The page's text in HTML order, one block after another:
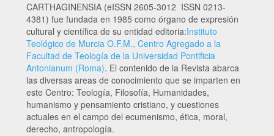
CARTHAGINENSIA (eISSN 2605-3012 ISSN 0213-
4381) fue fundada en 1985 como órgano de expresión
cultural y científica de su entidad editoria:Instituto
Teológico de Murcia O.F.M., Centro Agregado a la
Facultad de Teología de la Universidad Pontificia
Antonianum (Roma). El contenido de la Revista abarca
las diversas areas de conocimiento que se imparten en
este Centro: Teología, Filosofía, Humanidades,
humanismo y pensamiento cristiano, y cuestiones
actuales en el campo del ecumenismo, ética, moral,
derecho, antropología.